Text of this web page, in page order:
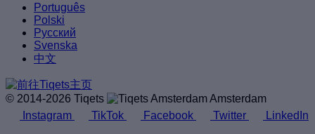
Português
Polski
Русский
Svenska
中文
© 2014-2026 Tiqets
Amsterdam
Instagram
TikTok Facebook Twitter LinkedIn